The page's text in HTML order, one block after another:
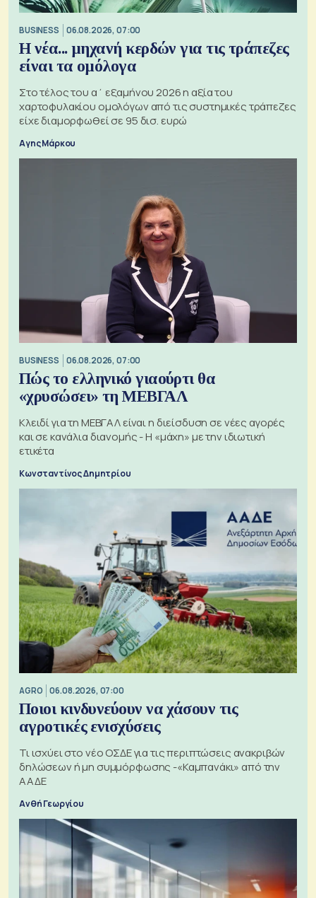
BUSINESS 06.08.2026, 07:00
Η νέα... μηχανή κερδών για τις τράπεζες
είναι τα ομόλογα
Στο τέλος του α΄ εξαμήνου 2026 η αξία του
χαρτοφυλακίου ομολόγων από τις συστημικές τράπεζες
είχε διαμορφωθεί σε 95 δισ. ευρώ
Αγης Μάρκου
BUSINESS 06.08.2026, 07:00
Πώς το ελληνικό γιαούρτι θα
«χρυσώσει» τη ΜΕΒΓΑΛ
Κλειδί για τη ΜΕΒΓΑΛ είναι η διείσδυση σε νέες αγορές
και σε κανάλια διανομής - Η «μάχη» με την ιδιωτική
ετικέτα
Κωνσταντίνος Δημητρίου
AGRO 06.08.2026, 07:00
Ποιοι κινδυνεύουν να χάσουν τις
αγροτικές ενισχύσεις
Τι ισχύει στο νέο ΟΣΔΕ για τις περιπτώσεις ανακριβών
δηλώσεων ή μη συμμόρφωσης -«Καμπανάκι» από την
ΑΑΔΕ
Ανθή Γεωργίου